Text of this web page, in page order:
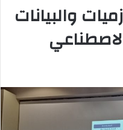
والبيانات